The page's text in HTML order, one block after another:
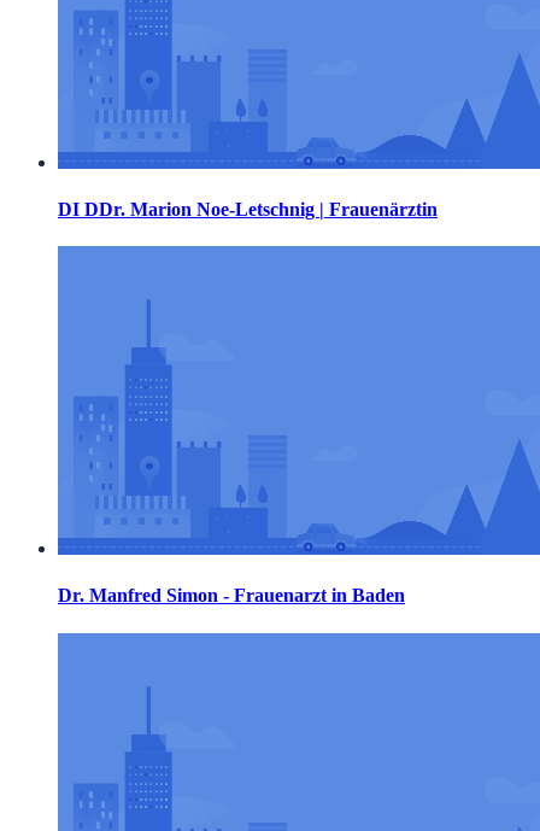
DI DDr. Marion Noe-Letschnig | Frauenärztin
Dr. Manfred Simon - Frauenarzt in Baden